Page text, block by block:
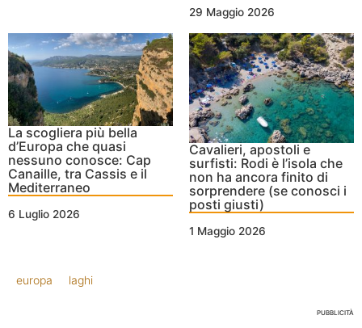
29 Maggio 2026
La scogliera più bella
d’Europa che quasi
nessuno conosce: Cap
Canaille, tra Cassis e il
Mediterraneo
6 Luglio 2026
Cavalieri, apostoli e
surfisti: Rodi è l’isola che
non ha ancora finito di
sorprendere (se conosci i
posti giusti)
1 Maggio 2026
europa laghi
PUBBLICITÀ